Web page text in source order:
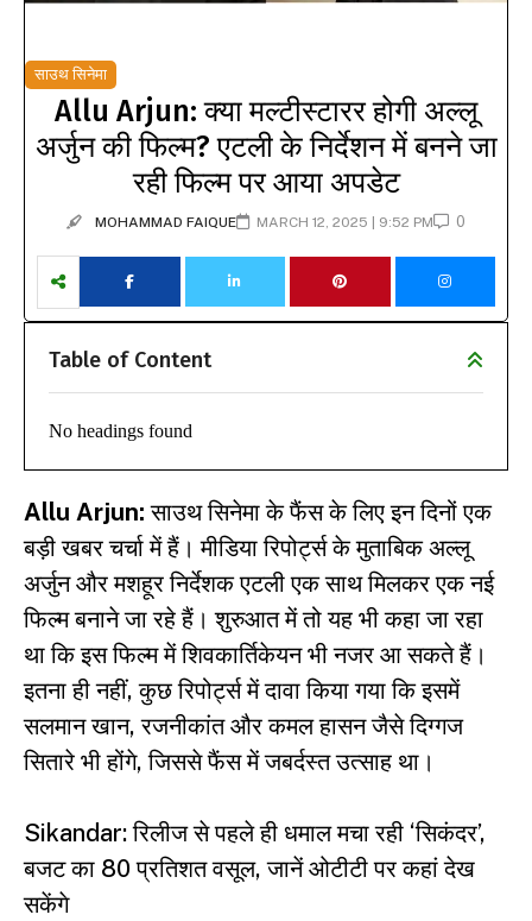
साउथ सिनेमा
Allu Arjun: क्या मल्टीस्टारर होगी अल्लू
अर्जुन की फिल्म? एटली के निर्देशन में बनने जा
रही फिल्म पर आया अपडेट
MOHAMMAD FAIQUE MARCH 12, 2025 | 9:52 PM 0
Table of Content
No headings found
Allu Arjun: साउथ सिनेमा के फैंस के लिए इन दिनों एक
बड़ी खबर चर्चा में हैं। मीडिया रिपोर्ट्स के मुताबिक अल्लू
अर्जुन और मशहूर निर्देशक एटली एक साथ मिलकर एक नई
फिल्म बनाने जा रहे हैं। शुरुआत में तो यह भी कहा जा रहा
था कि इस फिल्म में शिवकार्तिकेयन भी नजर आ सकते हैं।
इतना ही नहीं, कुछ रिपोर्ट्स में दावा किया गया कि इसमें
सलमान खान, रजनीकांत और कमल हासन जैसे दिग्गज
सितारे भी होंगे, जिससे फैंस में जबर्दस्त उत्साह था।
Sikandar: रिलीज से पहले ही धमाल मचा रही ‘सिकंदर’,
बजट का 80 प्रतिशत वसूल, जानें ओटीटी पर कहां देख
सकेंगे